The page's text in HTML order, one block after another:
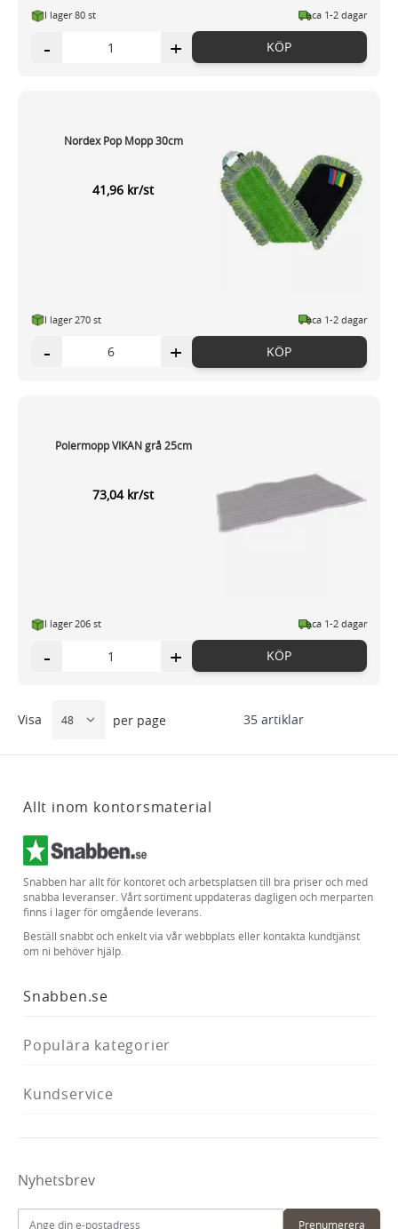
I lager 80 st ca 1-2 dagar
- + KÖP
Nordex Pop Mopp 30cm
41,96 kr/st
I lager 270 st ca 1-2 dagar
- + KÖP
Polermopp VIKAN grå 25cm
73,04 kr/st
I lager 206 st ca 1-2 dagar
- + KÖP
35artiklar
Visa per page
Allt inom kontorsmaterial
Snabben har allt för kontoret och arbetsplatsen till bra priser och med
snabba leveranser. Vårt sortiment uppdateras dagligen och merparten
finns i lager för omgående leverans.
Beställ snabbt och enkelt via vår webbplats eller kontakta kundtjänst
om ni behöver hjälp.
Snabben.se
Populära kategorier
Kundservice
Nyhetsbrev
Prenumerera